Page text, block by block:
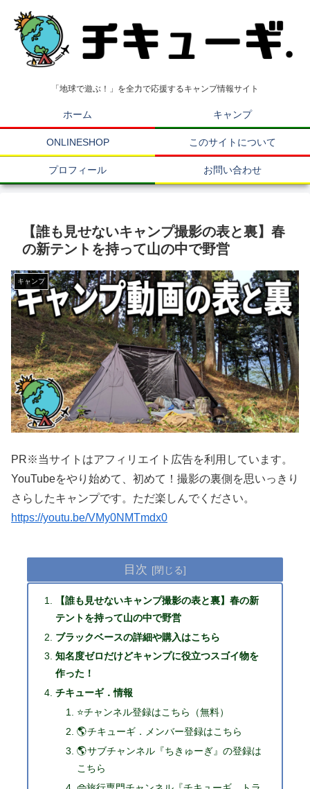
「地球で遊ぶ！」を全力で応援するキャンプ情報サイト
ホーム キャンプ
ONLINESHOP このサイトについて
プロフィール お問い合わせ
【誰も見せないキャンプ撮影の表と裏】春
の新テントを持って山の中で野営
キャンプ
PR※当サイトはアフィリエイト広告を利用しています。
YouTubeをやり始めて、初めて！撮影の裏側を思いっきり
さらしたキャンプです。ただ楽しんでください。
https://youtu.be/VMy0NMTmdx0
目次
【誰も見せないキャンプ撮影の表と裏】春の新
テントを持って山の中で野営
ブラックベースの詳細や購入はこちら
知名度ゼロだけどキャンプに役立つスゴイ物を
作った！
チキューギ．情報
⭐チャンネル登録はこちら（無料）
🌎チキューギ．メンバー登録はこちら
🌎サブチャンネル『ちきゅーぎ』の登録は
こちら